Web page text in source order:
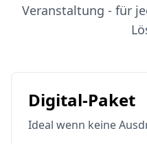
Veranstaltung - für
Digital-Paket
Ideal wenn keine